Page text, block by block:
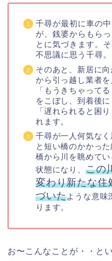
千尋が最初に車の
が、銭婆からもら
とに気づきます。
不思議に思う千尋。
そのあと、新居に
から引っ越し業者
「もうきちゃって
をこぼし、到着後
「遅れられると困
れます。
千尋が一人何気な
と短い橋のかかっ
橋から川を眺めて
状態になり、 この
変わり新たな住
づいたような意味
ります。
お〜こんなことが・・と